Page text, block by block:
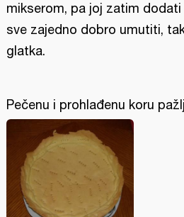
mikserom, pa joj zatim dodati
sve zajedno dobro umutiti,
glatka.
Pečenu i prohlađenu koru